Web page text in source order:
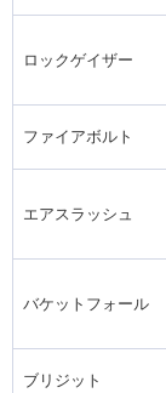
ロックゲイザー
ファイアボルト
エアスラッシュ
バケットフォール
ブリジット